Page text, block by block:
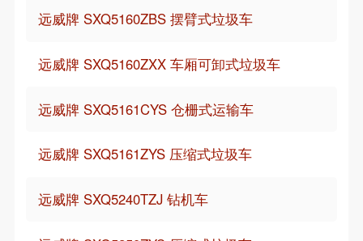
远威牌 SXQ5160ZBS 摆臂式垃圾车
远威牌 SXQ5160ZXX 车厢可卸式垃圾车
远威牌 SXQ5161CYS 仓栅式运输车
远威牌 SXQ5161ZYS 压缩式垃圾车
远威牌 SXQ5240TZJ 钻机车